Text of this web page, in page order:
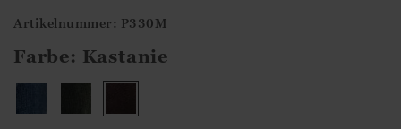
Artikelnummer: P330M
Farbe: Kastanie